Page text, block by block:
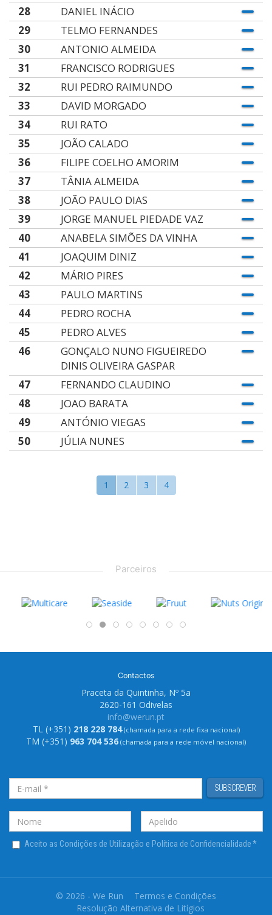
28
DANIEL INÁCIO
29
TELMO FERNANDES
30
ANTONIO ALMEIDA
31
FRANCISCO RODRIGUES
32
RUI PEDRO RAIMUNDO
33
DAVID MORGADO
34
RUI RATO
35
JOÃO CALADO
36
FILIPE COELHO AMORIM
37
TÂNIA ALMEIDA
38
JOÃO PAULO DIAS
39
JORGE MANUEL PIEDADE VAZ
40
ANABELA SIMÕES DA VINHA
41
JOAQUIM DINIZ
42
MÁRIO PIRES
43
PAULO MARTINS
44
PEDRO ROCHA
45
PEDRO ALVES
46
GONÇALO NUNO FIGUEIREDO
DINIS OLIVEIRA GASPAR
47
FERNANDO CLAUDINO
48
JOAO BARATA
49
ANTÓNIO VIEGAS
50
JÚLIA NUNES
1 2 3 4
Parceiros
Contactos
Praceta da Quintinha, Nº 5a
2620-161 Odivelas
info@werun.pt
TL (+351) 218 228 784(chamada para a rede fixa nacional)
TM (+351) 963 704 536 (chamada para a rede móvel nacional)
SUBSCREVER
Aceito as Condições de Utilização e Política de Confidencialidade*
© 2026 - We Run
Termos e Condições
Resolução Alternativa de Litígios